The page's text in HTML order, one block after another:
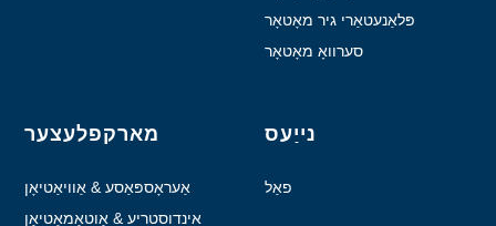
פּלאַנעטאַרי גיר מאָטאָר
סערוואָ מאָטאָר
מארקפלעצער
אַעראָספּאַסע & אַוויאַטיאָן
אינדוסטריע & אַוטאָמאַטיאָן
נייַעס
פאַל